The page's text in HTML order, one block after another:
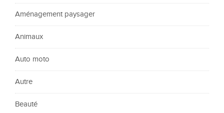
Aménagement paysager
Animaux
Auto moto
Autre
Beauté